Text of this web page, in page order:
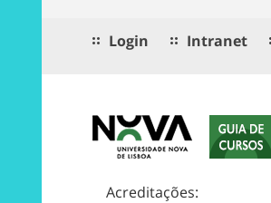
Login Intranet
Acreditações: